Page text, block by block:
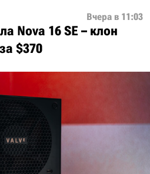
Вчера в 11:03
Nova 16 SE – клон
$370